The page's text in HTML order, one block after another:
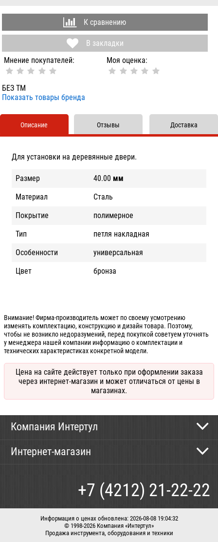
К сравнению
В закладки
Мнение покупателей:
Моя оценка:
БЕЗ ТМ
Показать товары бренда
Описание
Для установки на деревянные двери.
Размер 40.00 мм
Материал
Сталь
Покрытие
полимерное
Тип
петля накладная
Особенности
универсальная
Цвет
бронза
Отзывы Доставка
Внимание! Фирма-производитель может по своему усмотрению
изменять комплектацию, конструкцию и дизайн товара. Поэтому,
чтобы не возникло недоразумений, перед покупкой советуем уточнять
у менеджера нашей компании информацию о комплектации и
технических характеристиках конкретной модели.
Цена на сайте действует только при оформлении заказа
через интернет-магазин и может отличаться от цены в
магазинах.
Компания Интертул
Новости
Интернет-магазин
Доставка
+7 (4212) 21-22-22
Информация о ценах обновлена: 2026-08-08 19:04:32
© 1998-2026 Компания «Интертул»
Продажа инструмента, оборудования и техники